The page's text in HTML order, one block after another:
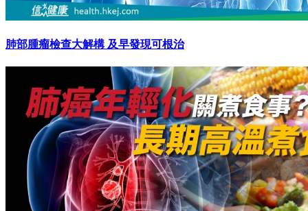
肺部腫瘤檢查大解構 及早發現可根治